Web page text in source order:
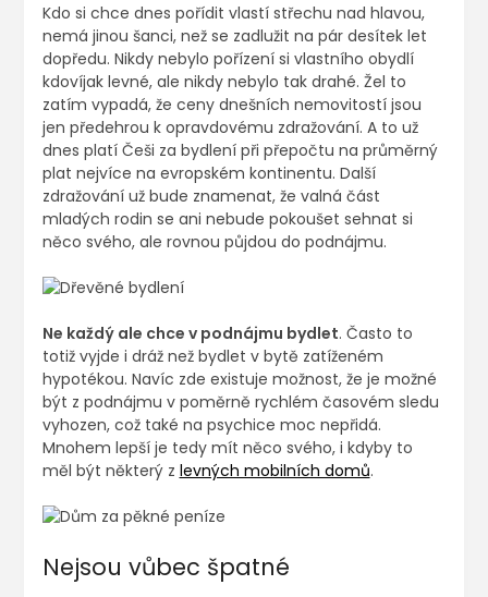
Kdo si chce dnes pořídit vlastí střechu nad hlavou,
nemá jinou šanci, než se zadlužit na pár desítek let
dopředu. Nikdy nebylo pořízení si vlastního obydlí
kdovíjak levné, ale nikdy nebylo tak drahé. Žel to
zatím vypadá, že ceny dnešních nemovitostí jsou
jen předehrou k opravdovému zdražování. A to už
dnes platí Češi za bydlení při přepočtu na průměrný
plat nejvíce na evropském kontinentu. Další
zdražování už bude znamenat, že valná část
mladých rodin se ani nebude pokoušet sehnat si
něco svého, ale rovnou půjdou do podnájmu.
Ne každý ale chce v podnájmu bydlet. Často to
totiž vyjde i dráž než bydlet v bytě zatíženém
hypotékou. Navíc zde existuje možnost, že je možné
být z podnájmu v poměrně rychlém časovém sledu
vyhozen, což také na psychice moc nepřidá.
Mnohem lepší je tedy mít něco svého, i kdyby to
měl být některý z levných mobilních domů.
Nejsou vůbec špatné